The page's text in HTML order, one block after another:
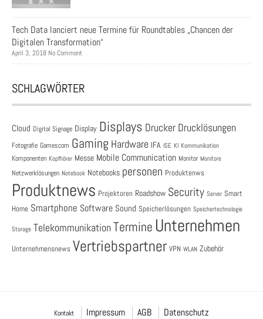
Tech Data lanciert neue Termine für Roundtables „Chancen der
Digitalen Transformation“
April 3, 2018 No Comment
SCHLAGWÖRTER
Cloud Digital Signage Display Displays Drucker Drucklösungen
Fotografie Gamescom Gaming Hardware IFA ISE KI Kommunikation
Komponenten Kopfhörer Messe Mobile Communication Monitor Monitore
Netzwerklösungen Notebook Notebooks personen Produktenws
Produktnews Projektoren Roadshow Security Server Smart
Home Smartphone Software Sound Speicherlösungen Speichertechnologie
Storage Telekommunikation Termine Unternehmen
Unternehmensnews Vertriebspartner VPN WLAN Zubehör
Kontakt Impressum AGB Datenschutz